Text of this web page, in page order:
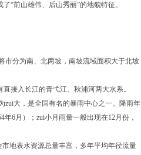
“前山雄伟、后山秀丽”的地貌特征。
市分为南、北两坡，南坡流域面积大于北坡
接入长江的青弋江、秋浦河两大水系。
zui大，是全国有名的暴雨中心之一。降雨年
6月）；zui小月雨量一般出现在12月份，
地表水资源总量丰富，多年平均年径流量